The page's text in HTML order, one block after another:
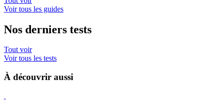
Voir tous les guides
Nos derniers tests
Tout voir
Voir tous les tests
À découvrir aussi